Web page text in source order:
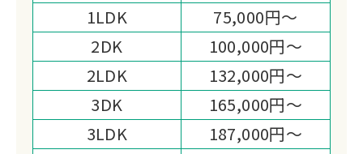
1LDK
75,000円～
2DK
100,000円～
2LDK
132,000円～
3DK
165,000円～
3LDK
187,000円～